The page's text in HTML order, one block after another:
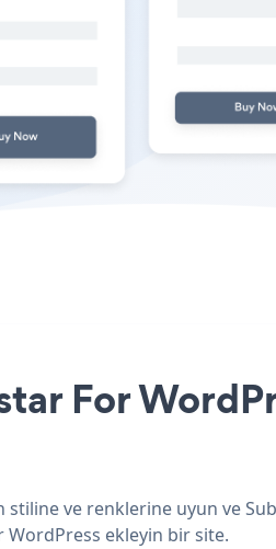
For
ve renklerine uyun ve
WordPress ekleyin bir site.